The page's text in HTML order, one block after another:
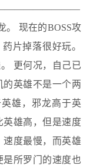
在的BOSS攻
片掉落很好玩。
更何况，自己已
英雄不是一个两
雄，邪龙高于英
英雄高，但是速度
度最慢，而英雄
所罗门的速度也